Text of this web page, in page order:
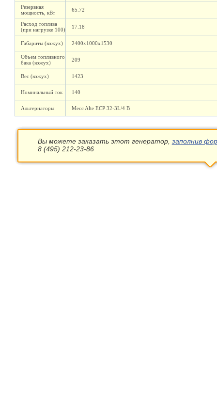
Резервная
мощность, кВт
65.72
Расход топлива
(при нагрузке 100)
17.18
Габариты (кожух) 2400х1000х1530
Объем топливного
бака (кожух)
209
Вес (кожух) 1423
Номинальный ток 140
Альтернаторы Mecc Alte ECP 32-3L/4 B
Вы можете заказать этот генератор, заполнив
8 (495) 212-23-86